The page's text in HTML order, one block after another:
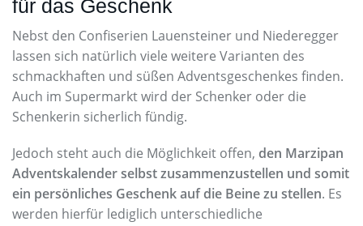
für das Geschenk
Nebst den Confiserien Lauensteiner und Niederegger
lassen sich natürlich viele weitere Varianten des
schmackhaften und süßen Adventsgeschenkes finden.
Auch im Supermarkt wird der Schenker oder die
Schenkerin sicherlich fündig.
Jedoch steht auch die Möglichkeit offen, den Marzipan
Adventskalender selbst zusammenzustellen und somit
ein persönliches Geschenk auf die Beine zu stellen. Es
werden hierfür lediglich unterschiedliche